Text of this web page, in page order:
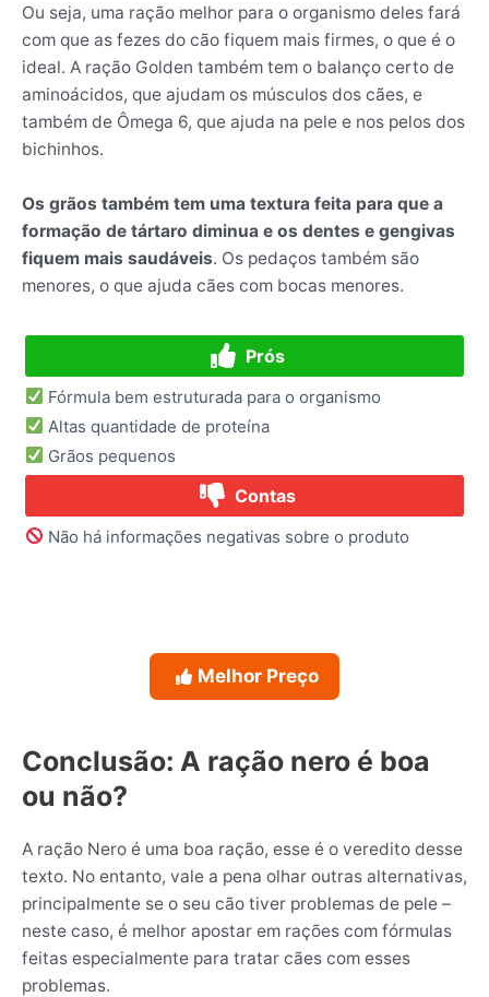
Ou seja, uma ração melhor para o organismo deles fará
com que as fezes do cão fiquem mais firmes, o que é o
ideal. A ração Golden também tem o balanço certo de
aminoácidos, que ajudam os músculos dos cães, e
também de Ômega 6, que ajuda na pele e nos pelos dos
bichinhos.
Os grãos também tem uma textura feita para que a
formação de tártaro diminua e os dentes e gengivas
fiquem mais saudáveis. Os pedaços também são
menores, o que ajuda cães com bocas menores.
Prós
Fórmula bem estruturada para o organismo
Altas quantidade de proteína
Grãos pequenos
Contas
Não há informações negativas sobre o produto
Melhor Preço
Conclusão: A ração nero é boa
ou não?
A ração Nero é uma boa ração, esse é o veredito desse
texto. No entanto, vale a pena olhar outras alternativas,
principalmente se o seu cão tiver problemas de pele –
neste caso, é melhor apostar em rações com fórmulas
feitas especialmente para tratar cães com esses
problemas.